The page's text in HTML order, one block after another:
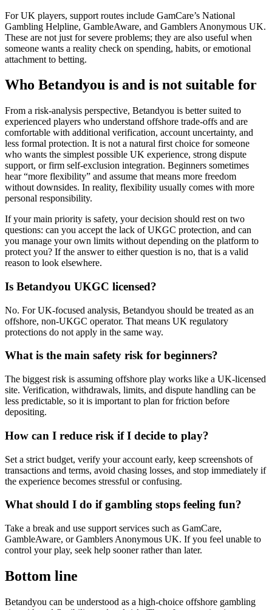
For UK players, support routes include GamCare’s National
Gambling Helpline, GambleAware, and Gamblers Anonymous UK.
These are not just for severe problems; they are also useful when
someone wants a reality check on spending, habits, or emotional
attachment to betting.
Who Betandyou is and is not suitable for
From a risk-analysis perspective, Betandyou is better suited to
experienced players who understand offshore trade-offs and are
comfortable with additional verification, account uncertainty, and
less formal protection. It is not a natural first choice for someone
who wants the simplest possible UK experience, strong dispute
support, or firm self-exclusion integration. Beginners sometimes
hear “more flexibility” and assume that means more freedom
without downsides. In reality, flexibility usually comes with more
personal responsibility.
If your main priority is safety, your decision should rest on two
questions: can you accept the lack of UKGC protection, and can
you manage your own limits without depending on the platform to
protect you? If the answer to either question is no, that is a valid
reason to look elsewhere.
Is Betandyou UKGC licensed?
No. For UK-focused analysis, Betandyou should be treated as an
offshore, non-UKGC operator. That means UK regulatory
protections do not apply in the same way.
What is the main safety risk for beginners?
The biggest risk is assuming offshore play works like a UK-licensed
site. Verification, withdrawals, limits, and dispute handling can be
less predictable, so it is important to plan for friction before
depositing.
How can I reduce risk if I decide to play?
Set a strict budget, verify your account early, keep screenshots of
transactions and terms, avoid chasing losses, and stop immediately if
the experience becomes stressful or confusing.
What should I do if gambling stops feeling fun?
Take a break and use support services such as GamCare,
GambleAware, or Gamblers Anonymous UK. If you feel unable to
control your play, seek help sooner rather than later.
Bottom line
Betandyou can be understood as a high-choice offshore gambling